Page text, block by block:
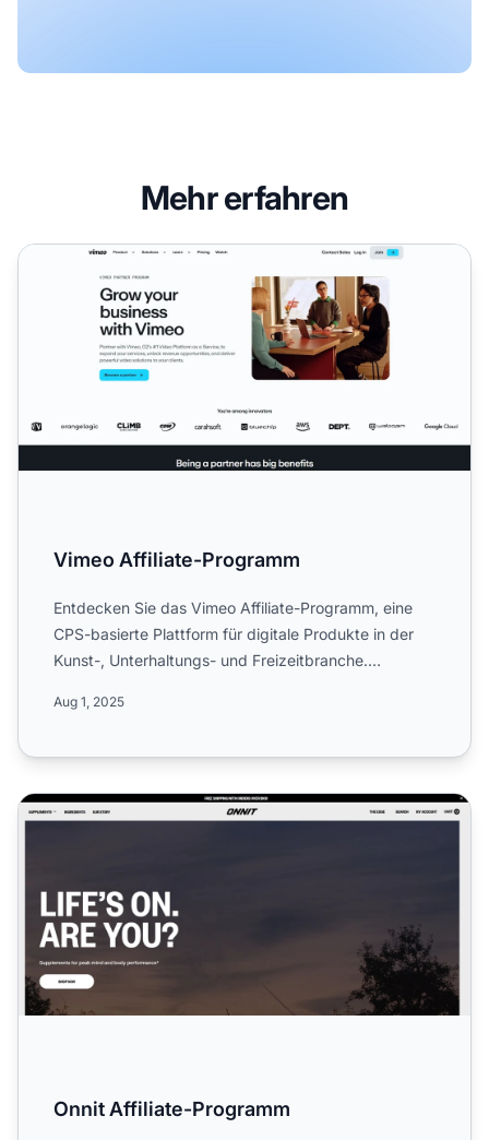
Mehr erfahren
Vimeo Affiliate-Programm
Vimeo Affiliate-Programm
Entdecken Sie das Vimeo Affiliate-Programm, eine
CPS-basierte Plattform für digitale Produkte in der
Kunst-, Unterhaltungs- und Freizeitbranche.
Aug 1, 2025
Onnit Affiliate-Programm
Onnit Affiliate-Programm